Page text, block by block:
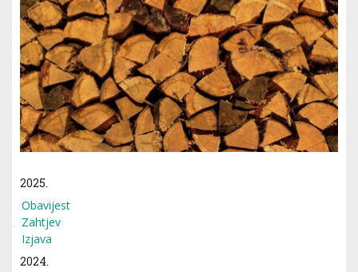
2025.
Obavijest
Zahtjev
Izjava
2024.